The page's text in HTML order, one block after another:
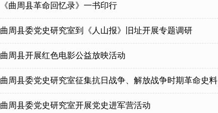
《曲周县革命回忆录》一书印行
曲周县委党史研究室到《人山报》旧址开展专题调研
曲周县开展红色电影公益放映活动
曲周县委党史研究室征集抗日战争、解放战争时期革命史料
曲周县委党史研究室开展党史进军营活动